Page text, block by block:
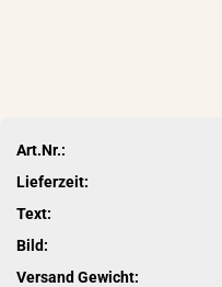
Art.Nr.:
Lieferzeit:
Text:
Bild:
Versand Gewicht: